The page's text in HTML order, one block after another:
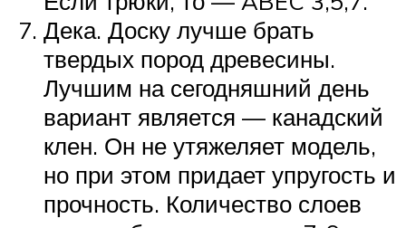
Дека. Доску лучше брать
твердых пород древесины.
Лучшим на сегодняшний день
вариант является — канадский
клен. Он не утяжеляет модель,
но при этом придает упругость и
прочность. Количество слоев